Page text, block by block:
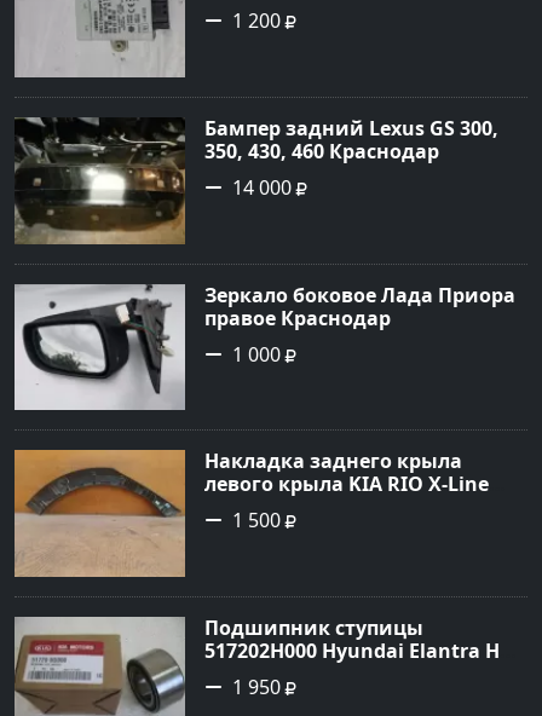
1 200
Бампер задний Lexus GS 300,
350, 430, 460 Краснодар
14 000
Зеркало боковое Лада Приора
правое Краснодар
1 000
Накладка заднего крыла
левого крыла KIA RIO X-Line
(расширитель задний левый)
Краснодар
1 500
Подшипник ступицы
517202H000 Hyundai Elantra HD
передней Краснодар
1 950